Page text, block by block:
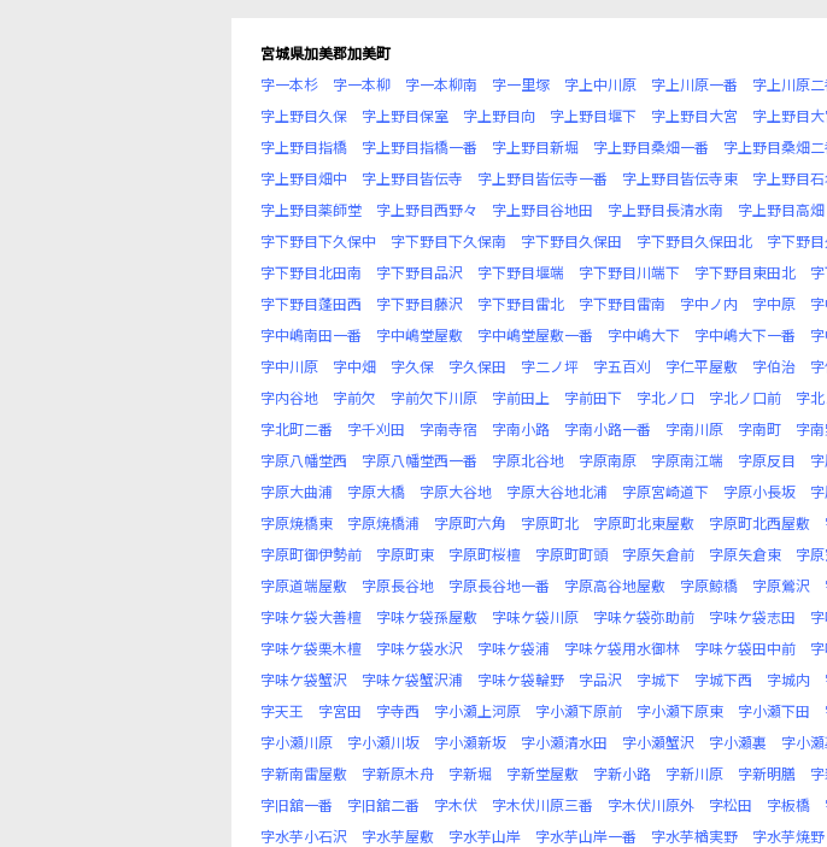
宮城県加美郡加美町
字一本杉
字一本柳 字一本柳南 字一里塚 字上中川原 字上川原一番 字上川原
字上野目久保
字上野目保室 字上野目向 字上野目堰下 字上野目大宮 字上野目
字上野目指橋
字上野目指橋一番 字上野目新堀 字上野目桑畑一番 字上野目桑畑二
字上野目畑中
字上野目皆伝寺 字上野目皆伝寺一番 字上野目皆伝寺東 字上野目
字上野目薬師堂
字上野目西野々 字上野目谷地田 字上野目長清水南 字上野目高畑
字下野目下久保中
字下野目下久保南 字下野目久保田 字下野目久保田北 字下野
字下野目北田南
字下野目品沢 字下野目堰端 字下野目川端下 字下野目東田北
字下野目蓬田西
字下野目藤沢 字下野目雷北 字下野目雷南 字中ノ内 字中原
字中嶋南田一番
字中嶋堂屋敷 字中嶋堂屋敷一番 字中嶋大下 字中嶋大下一番
字中川原
字中畑 字久保 字久保田 字二ノ坪 字五百刈 字仁平屋敷 字伯治
字内谷地
字前欠 字前欠下川原 字前田上 字前田下 字北ノ口 字北ノ口前 字
字北町二番
字千刈田 字南寺宿 字南小路 字南小路一番 字南川原 字南町 字
字原八幡堂西
字原八幡堂西一番 字原北谷地 字原南原 字原南江端 字原反目
字原大曲浦
字原大橋 字原大谷地 字原大谷地北浦 字原宮崎道下 字原小長坂
字原焼橋東
字原焼橋浦 字原町六角 字原町北 字原町北東屋敷 字原町北西屋敷
字原町御伊勢前
字原町東 字原町桜檀 字原町町頭 字原矢倉前 字原矢倉東 字
字原道端屋敷
字原長谷地 字原長谷地一番 字原高谷地屋敷 字原鯨橋 字原鶯沢
字味ケ袋大善檀
字味ケ袋孫屋敷 字味ケ袋川原 字味ケ袋弥助前 字味ケ袋志田
字味ケ袋栗木檀
字味ケ袋水沢 字味ケ袋浦 字味ケ袋用水御林 字味ケ袋田中前
字味ケ袋蟹沢
字味ケ袋蟹沢浦 字味ケ袋輪野 字品沢 字城下 字城下西 字城内
字天王
字宮田 字寺西 字小瀬上河原 字小瀬下原前 字小瀬下原東 字小瀬下田
字小瀬川原
字小瀬川坂 字小瀬新坂 字小瀬清水田 字小瀬蟹沢 字小瀬裏 字小
字新南雷屋敷
字新原木舟 字新堀 字新堂屋敷 字新小路 字新川原 字新明膳
字旧舘一番
字旧舘二番 字木伏 字木伏川原三番 字木伏川原外 字松田 字板橋
字水芋小石沢
字水芋屋敷 字水芋山岸 字水芋山岸一番 字水芋楢実野 字水芋焼野